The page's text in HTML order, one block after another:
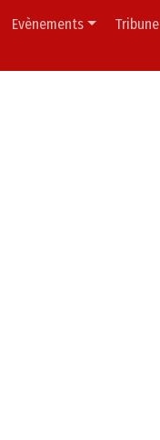
Evènements Tribune